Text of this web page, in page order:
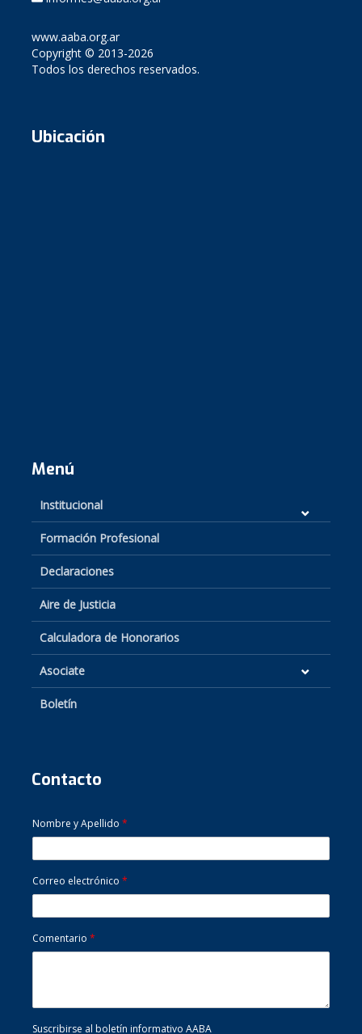
www.aaba.org.ar
Copyright © 2013-2026
Todos los derechos reservados.
Ubicación
Menú
Institucional
Formación Profesional
Declaraciones
Aire de Justicia
Calculadora de Honorarios
Asociate
Boletín
Contacto
Nombre y Apellido *
Correo electrónico *
Comentario *
Suscribirse al boletín informativo AABA